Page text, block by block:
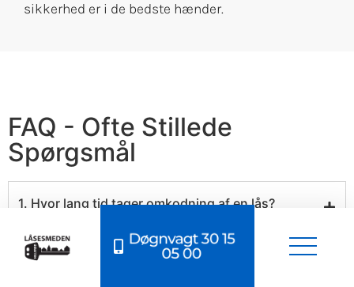
Døgnvagt 30 15
05 00
sikkerhed er i de bedste hænder.
FAQ - Ofte Stillede
Spørgsmål
1. Hvor lang tid tager omkodning af en lås?
2. Er det muligt at omkode en hvilken som helst